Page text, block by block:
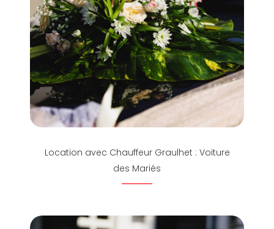
Location avec Chauffeur Graulhet : Voiture
des Mariés